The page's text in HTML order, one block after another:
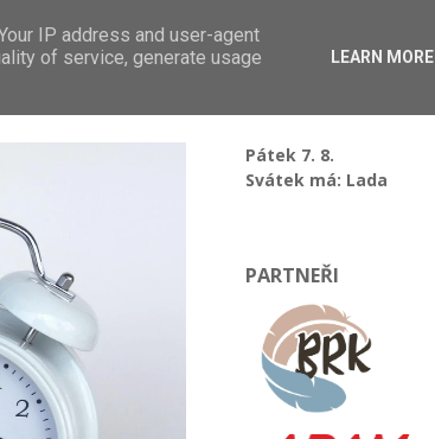
REKLAMA
Pátek 7. 8.
Svátek má: Lada
PARTNEŘI
IP address and user-agent
of service, generate usage
LEARN MORE